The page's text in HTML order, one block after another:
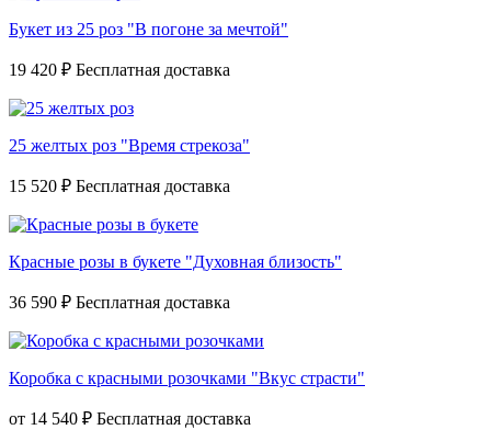
Букет из 25 роз "В погоне за мечтой"
19 420 ₽
25 желтых роз "Время стрекоза"
15 520 ₽
Красные розы в букете "Духовная близость"
36 590 ₽
Коробка с красными розочками "Вкус страсти"
от 14 540 ₽